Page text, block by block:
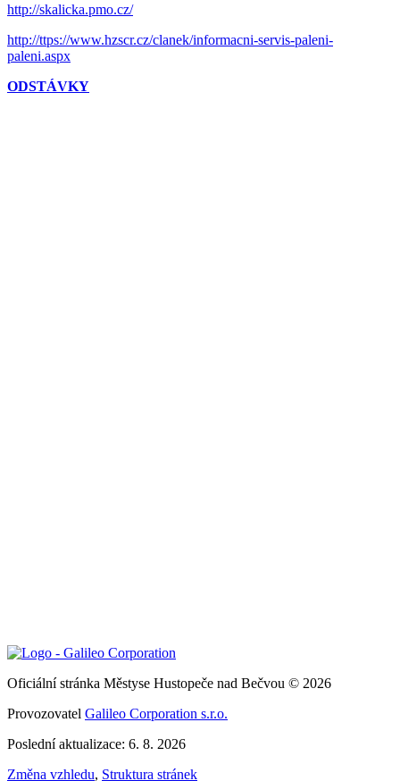
http://skalicka.pmo.cz/
http://ttps://www.hzscr.cz/clanek/informacni-servis-paleni-
paleni.aspx
ODSTÁVKY
Oficiální stránka Městyse Hustopeče nad Bečvou © 2026
Provozovatel Galileo Corporation s.r.o.
Poslední aktualizace: 6. 8. 2026
Změna vzhledu, Struktura stránek